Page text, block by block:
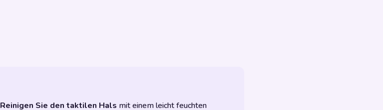
Reinigen Sie den taktilen Hals mit einem leicht feuchten